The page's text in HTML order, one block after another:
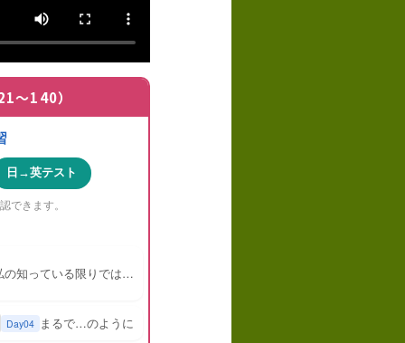
〜140）